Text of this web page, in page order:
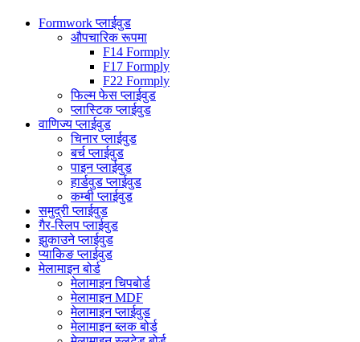
Formwork प्लाईवुड
औपचारिक रूपमा
F14 Formply
F17 Formply
F22 Formply
फिल्म फेस प्लाईवुड
प्लास्टिक प्लाईवुड
वाणिज्य प्लाईवुड
चिनार प्लाईवुड
बर्च प्लाईवुड
पाइन प्लाईवुड
हार्डवुड प्लाईवुड
कम्बी प्लाईवुड
समुद्री प्लाईवुड
गैर-स्लिप प्लाईवुड
झुकाउने प्लाईवुड
प्याकिङ प्लाईवुड
मेलामाइन बोर्ड
मेलामाइन चिपबोर्ड
मेलामाइन MDF
मेलामाइन प्लाईवुड
मेलामाइन ब्लक बोर्ड